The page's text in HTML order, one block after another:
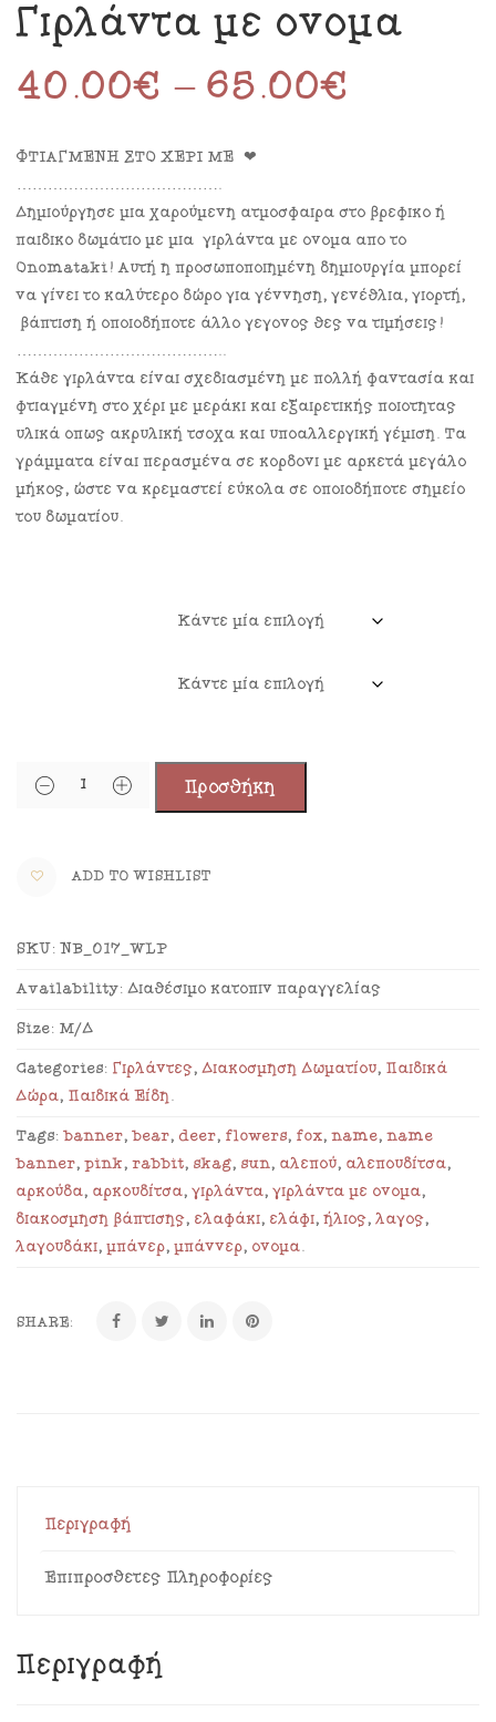
Γιρλάντα με όνομα
40.00€ – 65.00€
ΦΤΙΑΓΜΕΝΗ ΣΤΟ ΧΕΡΙ ΜΕ ❤
………………………………….
Δημιούργησε μια χαρούμενη ατμόσφαιρα στο βρεφικό ή
παιδικό δωμάτιο με μια γιρλάντα με όνομα από το
Onomataki! Αυτή η προσωποποιημένη δημιουργία μπορεί
να γίνει το καλύτερο δώρο για γέννηση, γενέθλια, γιορτή,
βάπτιση ή οποιοδήποτε άλλο γεγονός θες να τιμήσεις!
…………………………………..
Κάθε γιρλάντα είναι σχεδιασμένη με πολλή φαντασία και
φτιαγμένη στο χέρι με μεράκι και εξαιρετικής ποιότητας
υλικά όπως ακρυλική τσόχα και υποαλλεργική γέμιση. Tα
γράμματα είναι περασμένα σε κορδόνι με αρκετά μεγάλο
μήκος, ώστε να κρεμαστεί εύκολα σε οποιοδήποτε σημείο
του δωματίου.
Προσθήκη
ADD TO WISHLIST
SKU: NB_017_WLP
Availability: Διαθέσιμο κατόπιν παραγγελίας
Size: Μ/Δ
Categories: Γιρλάντες,Διακόσμηση Δωματίου, Παιδικά
Δώρα, Παιδικά Είδη.
Tags: banner,bear,deer, flowers, fox,name,name
banner,pink,rabbit, skag, sun, αλεπού, αλεπουδίτσα,
αρκούδα, αρκουδίτσα,γιρλάντα,γιρλάντα με όνομα,
διακόσμηση βάπτισης, ελαφάκι, ελάφι,ήλιος,λαγός,
λαγουδάκι,μπάνερ,μπάννερ, όνομα.
SHARE:
Περιγραφή
Επιπρόσθετες Πληροφορίες
Περιγραφή